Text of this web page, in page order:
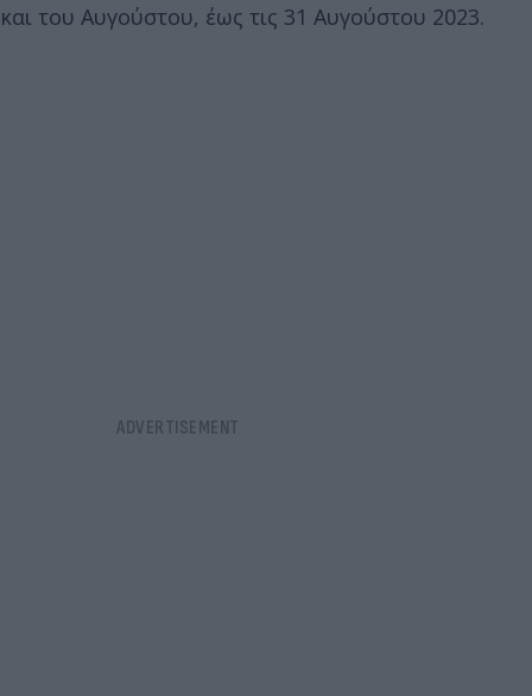
και του Αυγούστου, έως τις 31 Αυγούστου 2023.